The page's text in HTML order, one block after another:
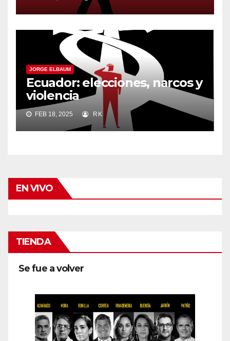
JORGE ELBAUM
Ecuador: elecciones, narcos y
violencia
FEB 18, 2025 RK
EN VIVO
TIENDA
Se fue a volver